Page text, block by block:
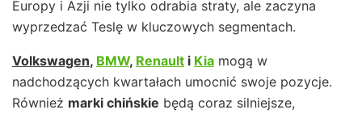
Europy i Azji nie tylko odrabia straty, ale zaczyna
wyprzedzać Teslę w kluczowych segmentach.
Volkswagen, BMW, Renault i Kia mogą w
nadchodzących kwartałach umocnić swoje pozycje.
Również marki chińskie będą coraz silniejsze,